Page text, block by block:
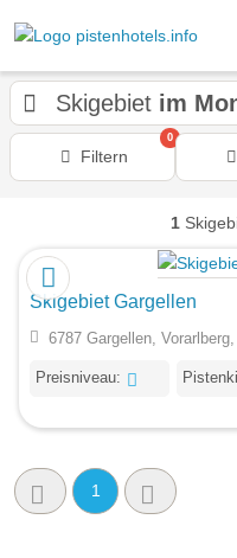
Skigebiet im
Filtern
0
1
Skigebiet Gargellen
6787 Gargellen,
Preisniveau:
1